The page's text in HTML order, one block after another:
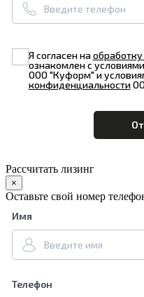
Я согласен на
ознакомлен с условиями
ООО "Куформ" и
конфиденциальности
Рассчитать лизинг
×
Оставьте свой номер
Имя
Телефон